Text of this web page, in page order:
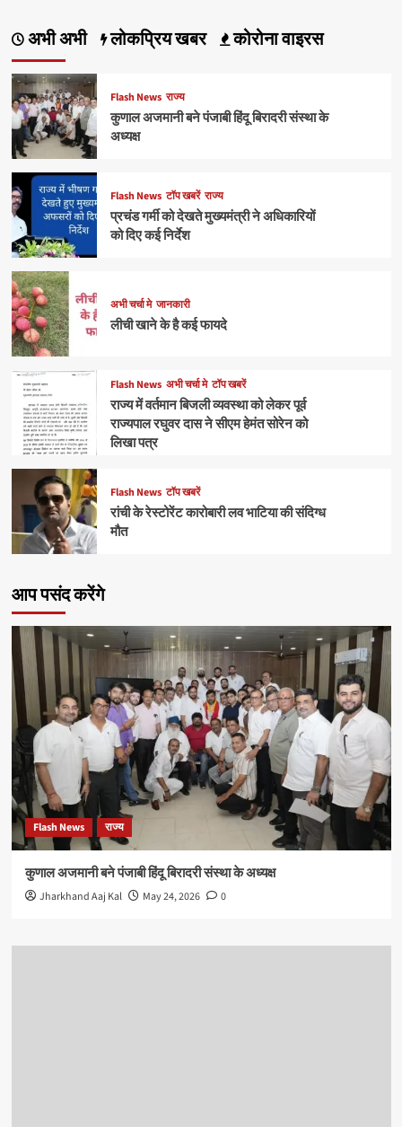
अभी अभी लोकप्रिय खबर कोरोना वाइरस
Flash News राज्य
कुणाल अजमानी बने पंजाबी हिंदू बिरादरी संस्था के
अध्यक्ष
Flash News टॉप खबरें राज्य
प्रचंड गर्मी को देखते मुख्यमंत्री ने अधिकारियों
को दिए कई निर्देश
अभी चर्चा मे जानकारी
लीची खाने के है कई फायदे
Flash News अभी चर्चा मे टॉप खबरें
राज्य में वर्तमान बिजली व्यवस्था को लेकर पूर्व
राज्यपाल रघुवर दास ने सीएम हेमंत सोरेन को
लिखा पत्र
Flash News टॉप खबरें
रांची के रेस्टोरेंट कारोबारी लव भाटिया की संदिग्ध
मौत
आप पसंद करेंगे
Flash News राज्य
कुणाल अजमानी बने पंजाबी हिंदू बिरादरी संस्था के अध्यक्ष
Jharkhand Aaj Kal May 24, 2026 0